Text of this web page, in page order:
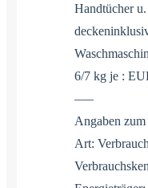
Handtücher
6/7 kg je :
—–
Angaben
Art: